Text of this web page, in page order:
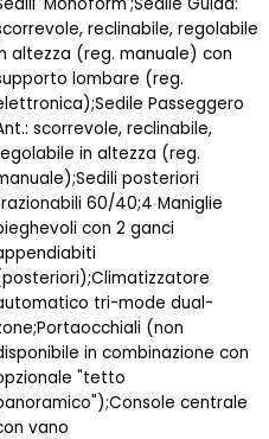
reclinabile, regolabile
altezza (reg. manuale) con
lombare (reg.
Passeggero
scorrevole, reclinabile,
in altezza (reg.
posteriori
60/40;4 Maniglie
con 2 ganci
tri-mode dual-
(non
in combinazione con
"tetto
centrale
vano